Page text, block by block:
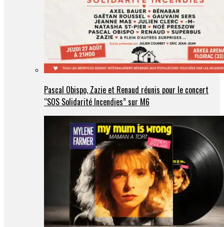
Pascal Obispo, Zazie et Renaud réunis pour le concert
“SOS Solidarité Incendies” sur M6